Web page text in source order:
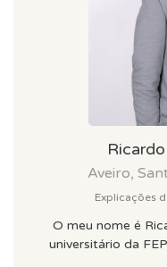
Aveiro,
Explicações
O meu nome é
universitário da